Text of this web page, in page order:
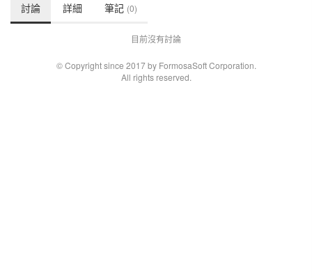
討論 詳細 筆記 (0)
目前沒有討論
© Copyright since 2017 by FormosaSoft Corporation.
All rights reserved.